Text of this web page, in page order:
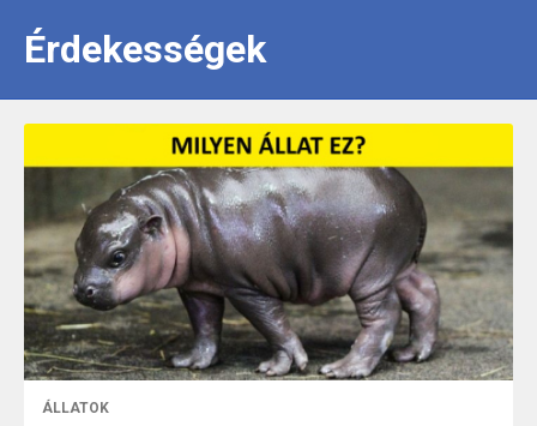
Érdekességek
ÁLLATOK